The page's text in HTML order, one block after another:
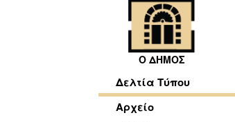
Ο ΔΗΜΟΣ
Δελτία Τύπου
Αρχείο